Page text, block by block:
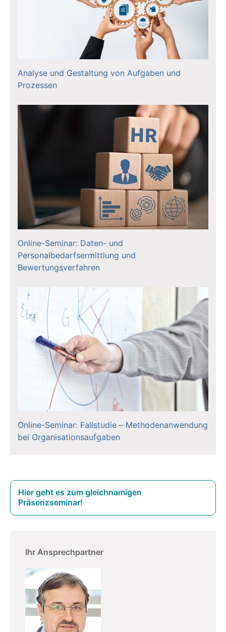
Analyse und Gestaltung von Aufgaben und
Prozessen
Online-Seminar: Daten- und
Personalbedarfsermittlung und
Bewertungsverfahren
Online-Seminar: Fallstudie – Methodenanwendung
bei Organisationsaufgaben
Hier geht es zum gleichnamigen
Präsenzseminar!
Ihr Ansprechpartner